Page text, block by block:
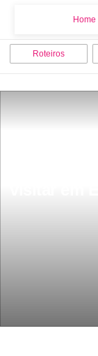
Home
Roteiros